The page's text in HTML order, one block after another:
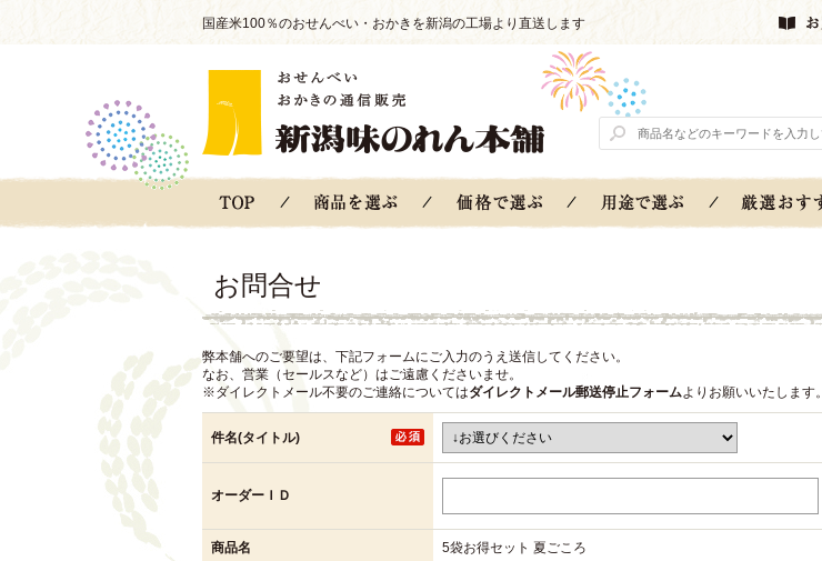
国産米100％のおせんべい・おかきを新潟の工場より直送します
お問合せ
弊本舗へのご要望は、下記フォームにご入力のうえ送信してください。
なお、営業（セールスなど）はご遠慮くださいませ。
※ダイレクトメール不要のご連絡についてはダイレクトメール郵送停止フォームよりお願いいたします。
件名(タイトル)
オーダーＩＤ
商品名 5袋お得セット 夏ごころ